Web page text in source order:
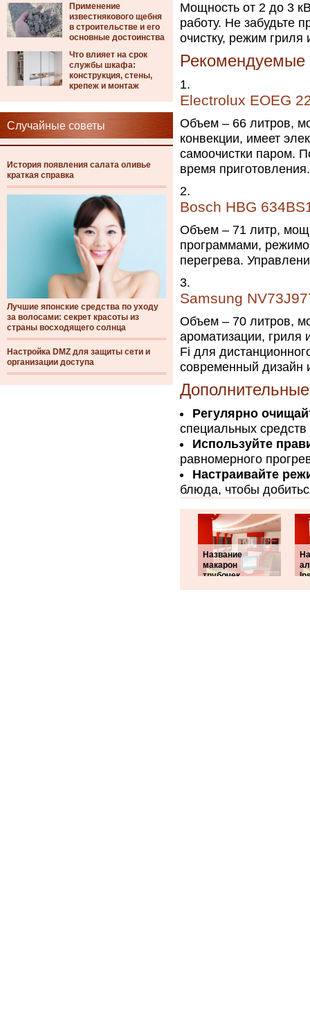
Применение
известнякового щебня
в строительстве и его
основные достоинства
Что влияет на срок
службы шкафа:
конструкция, стены,
крепеж и монтаж
Случайные советы
История появления салата оливье
краткая справка
Лучшие японские средства по уходу
за волосами: секрет красоты из
страны восходящего солнца
Настройка DMZ для защиты сети и
организации доступа
Мощность от 2 до 3
работу. Не забудьте
очистку, режим
Рекомендуемые
Electrolux EOEG
Объем – 66 литров,
конвекции, имеет
самоочистки паром.
время приготовления.
Bosch HBG
Объем – 71 литр,
программами,
перегрева.
Samsung
Объем – 70 литров,
ароматизации, гриля
Fi для
современный дизайн
Регулярно
специальных
Используйте
равномерного
Настраивайте
блюда, чтобы
Название
макарон
трубочек